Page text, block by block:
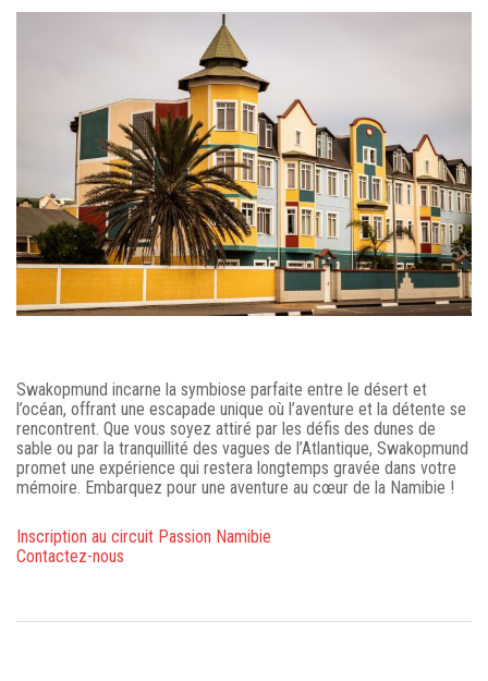
Swakopmund incarne la symbiose parfaite entre le désert et
l’océan, offrant une escapade unique où l’aventure et la détente se
rencontrent. Que vous soyez attiré par les défis des dunes de
sable ou par la tranquillité des vagues de l’Atlantique, Swakopmund
promet une expérience qui restera longtemps gravée dans votre
mémoire. Embarquez pour une aventure au cœur de la Namibie !
Inscription au circuit Passion Namibie
Contactez-nous